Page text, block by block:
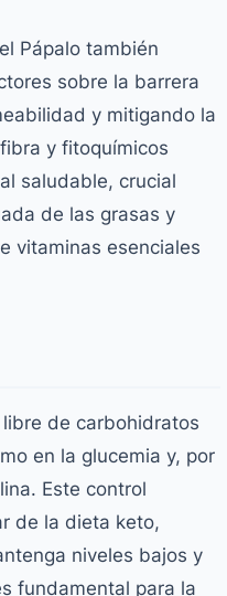
Pápalo también
sobre la barrera
y mitigando la
y fitoquímicos
saludable, crucial
de las grasas y
vitaminas esenciales
de carbohidratos
en la glucemia y, por
Este control
de la dieta keto,
niveles bajos y
fundamental para la